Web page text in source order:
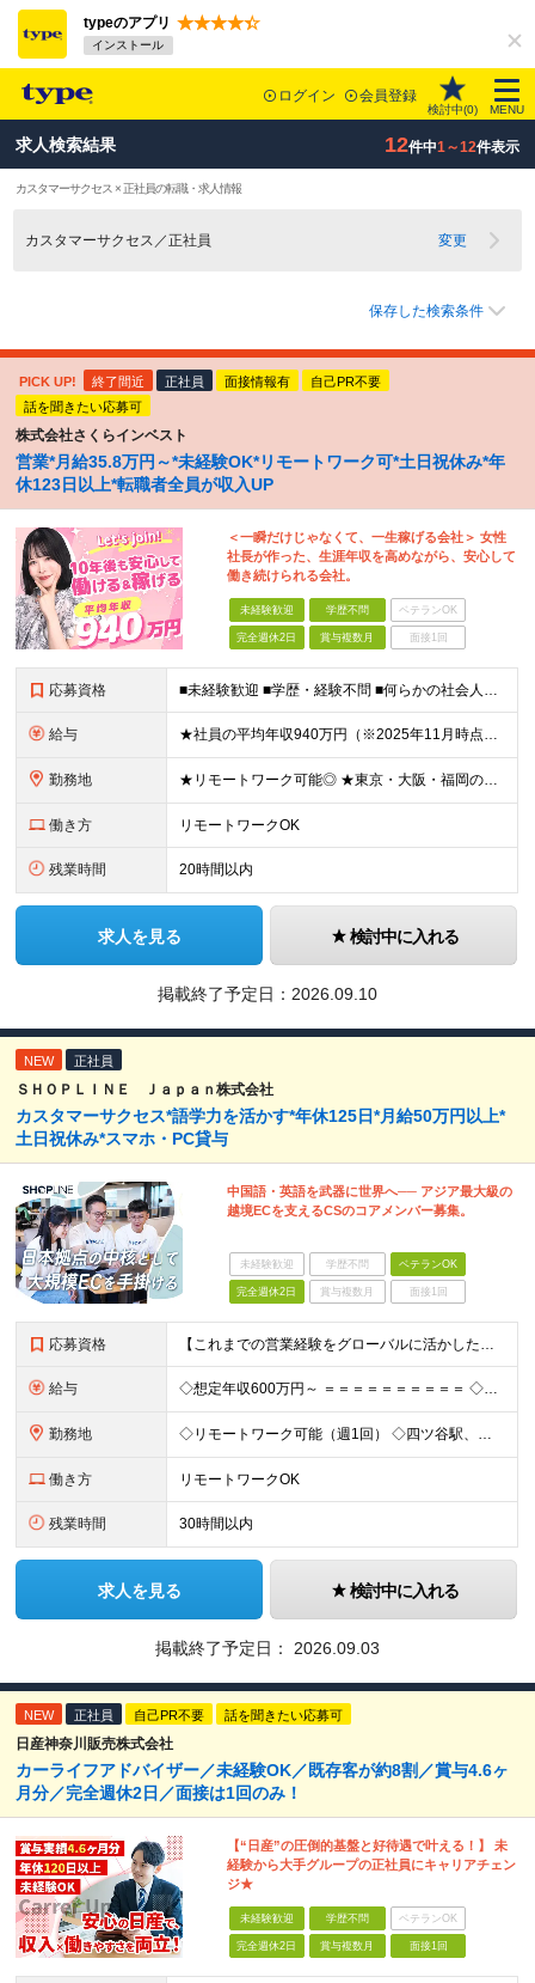
typeのアプリ
インストール
ログイン 会員登録
検討中(0) MENU
求人検索結果 12件中1～12件表示
カスタマーサクセス × 正社員の転職・求人情報
カスタマーサクセス／正社員 変更
保存した検索条件
PICK UP! 終了間近 正社員 面接情報有
自己PR不要
話を聞きたい応募可
株式会社さくらインベスト
営業*月給35.8万円～*未経験OK*リモートワーク可*土日祝休み*年
休123日以上*転職者全員が収入UP
＜一瞬だけじゃなくて、一生稼げる会社＞ 女性
社長が作った、生涯年収を高めながら、安心して
働き続けられる会社。
未経験歓迎 学歴不問 ベテランOK
完全週休2日 賞与複数月 面接1回
応募資格 ■未経験歓迎 ■学歴・経験不問 ■何らかの社会人経験がある方 ＜こんな方に向いています！＞ ・頑張った分評価されたい方 ・将来役立つ知識を身につけたい方 ・新しいことを学ぶのが好きな方 ・趣味
給与 ★社員の平均年収940万円（※2025年11月時点） ★転職者は全員収入アップを実現 ★入社半年で昇給した実績あり！ 【営業未経験】 月給35万8,000円～（固定残業代含む）＋インセンティブ ＋賞
勤務地 ★リモートワーク可能◎ ★東京・大阪・福岡の3拠点で募集中／ご希望の勤務地で配属します ★転勤なし ＜東京支店＞ 東京都港区三田1丁目4番28号 三田国際ビル2階 ＜大阪本社＞ 大阪府大阪市北区梅
働き方 リモートワークOK
残業時間 20時間以内
求人を見る 検討中に入れる
掲載終了予定日： 2026.09.10
NEW 正社員
ＳＨＯＰＬＩＮＥ Ｊａｐａｎ株式会社
カスタマーサクセス*語学力を活かす*年休125日*月給50万円以上*
土日祝休み*スマホ・PC貸与
中国語・英語を武器に世界へ── アジア最大級の
越境ECを支えるCSのコアメンバー募集。
未経験歓迎 学歴不問 ベテランOK
完全週休2日 賞与複数月 面接1回
応募資格 【これまでの営業経験をグローバルに活かしたい方】 ●EC業界エコシステムへの深い理解、および関連する人脈 ●新規開拓、商談推進、パートナー管理の経験 ●英語または中国語：ビジネスコミュニケーションが可
給与 ◇想定年収600万円～ ＝＝＝＝＝＝＝＝＝＝ ◇月給50万円以上 ※固定残業代20時間分（月67,600円～）を含む ┗上記を超える時間外労働分は追加で支給 ※経験やスキルを考慮し決定します。 ※試用
勤務地 ◇リモートワーク可能（週1回） ◇四ツ谷駅、麹町駅から徒歩4分の好アクセス 【東京オフィス】 東京都千代田区麹町６丁目２－６ ＰＭＯ麹町４階Ｈ１Ｏ麹町４０９ (変更の範囲)上記を除く当社関連勤務地
働き方 リモートワークOK
残業時間 30時間以内
求人を見る 検討中に入れる
掲載終了予定日： 2026.09.03
NEW 正社員 自己PR不要 話を聞きたい応募可
日産神奈川販売株式会社
カーライフアドバイザー／未経験OK／既存客が約8割／賞与4.6ヶ
月分／完全週休2日／面接は1回のみ！
【“日産”の圧倒的基盤と好待遇で叶える！】 未
経験から大手グループの正社員にキャリアチェン
ジ★
未経験歓迎 学歴不問 ベテランOK
完全週休2日 賞与複数月 面接1回